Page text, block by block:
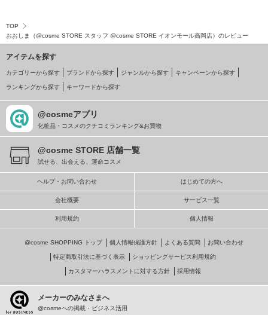
TOP
おおしま（@cosme STORE スタッフ @cosme STORE イオンモール高岡店）のレビュー
アイテムを探す
カテゴリーから探す ブランドから探す ジャンルから探す キャンペーンから探す
ランキングから探す キーワードから探す
@cosmeアプリ
化粧品・コスメのクチコミランキング&お買物
@cosme STORE 店舗一覧
試せる、出会える、運命コスメ
ヘルプ・お問い合わせ はじめての方へ
会社概要 サービス一覧
利用規約 個人情報
@cosme SHOPPING トップ 個人情報保護方針 よくある質問 お問い合わせ
特定商取引法に基づく表示 ショッピングサービス利用規約
カスタマーハラスメントに対する方針 採用情報
メーカーのみなさまへ
@cosmeへの掲載・ビジネス活用